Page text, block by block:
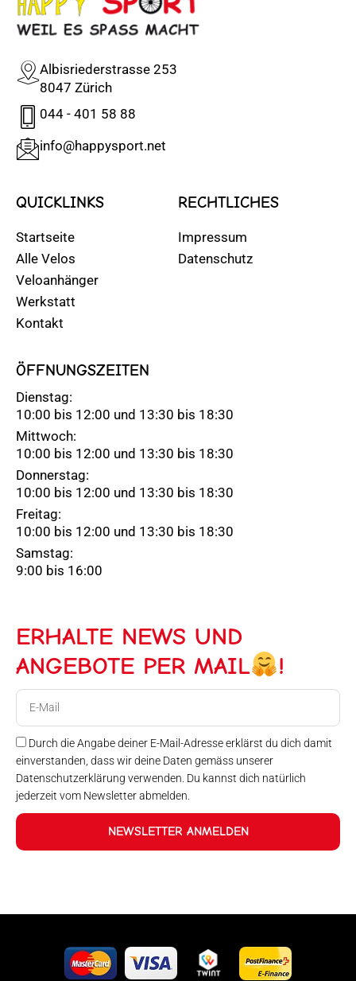
Albisriederstrasse 253
8047 Zürich
044 - 401 58 88
info@happysport.net
QUICKLINKS
Startseite
Alle Velos
Veloanhänger
Werkstatt
Kontakt
RECHTLICHES
Impressum
Datenschutz
ÖFFNUNGSZEITEN
Dienstag:
10:00 bis 12:00 und 13:30 bis 18:30
Mittwoch:
10:00 bis 12:00 und 13:30 bis 18:30
Donnerstag:
10:00 bis 12:00 und 13:30 bis 18:30
Freitag:
10:00 bis 12:00 und 13:30 bis 18:30
Samstag:
9:00 bis 16:00
ERHALTE NEWS UND
ANGEBOTE PER MAIL
!
Durch die Angabe deiner E-Mail-Adresse erklärst du dich damit
einverstanden, dass wir deine Daten gemäss unserer
Datenschutzerklärung verwenden. Du kannst dich natürlich
jederzeit vom Newsletter abmelden.
NEWSLETTER ANMELDEN